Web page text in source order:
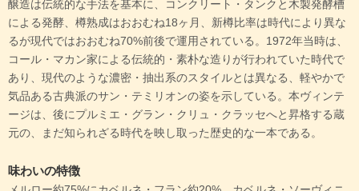
醸造は伝統的な手法を基本に、コンクリート・タンクと木製発酵槽
による発酵、樽熟成はおおむね18ヶ月、新樽比率は時代により異な
るが現代ではおおむね70%前後で運用されている。1972年当時は、
コール・マカン家による伝統的・素朴な造りが行われていた時代で
あり、現代のような濃密・抽出系のスタイルとは異なる、軽やかで
気品ある古典派のサン・テミリオンの姿を示している。本ヴィンテ
ージは、後にプルミエ・グラン・クリュ・クラッセへと昇格する蔵
元の、まだ知られざる時代を映し取った歴史的な一本である。
味わいの特徴